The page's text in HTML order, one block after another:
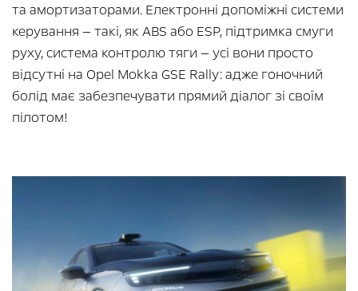
та амортизаторами. Електронні допоміжні системи
керування — такі, як ABS або ESP, підтримка смуги
руху, система контролю тяги — усі вони просто
відсутні на Opel Mokka GSE Rally: адже гоночний
болід має забезпечувати прямий діалог зі своїм
пілотом!